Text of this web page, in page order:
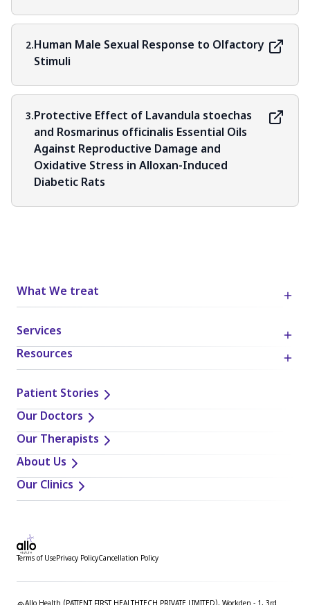
2.Human Male Sexual Response to Olfactory
Stimuli
3.Protective Effect of Lavandula stoechas
and Rosmarinus officinalis Essential Oils
Against Reproductive Damage and
Oxidative Stress in Alloxan-Induced
Diabetic Rats
What We treat
Services
Resources
Patient Stories
Our Doctors
Our Therapists
About Us
Our Clinics
Terms of UsePrivacy PolicyCancellation Policy